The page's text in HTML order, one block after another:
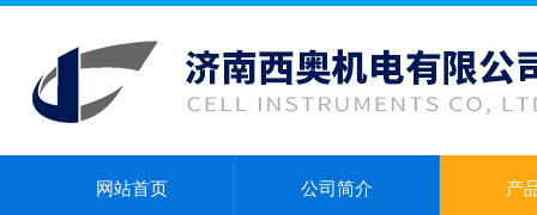
网站首页 公司简介 产